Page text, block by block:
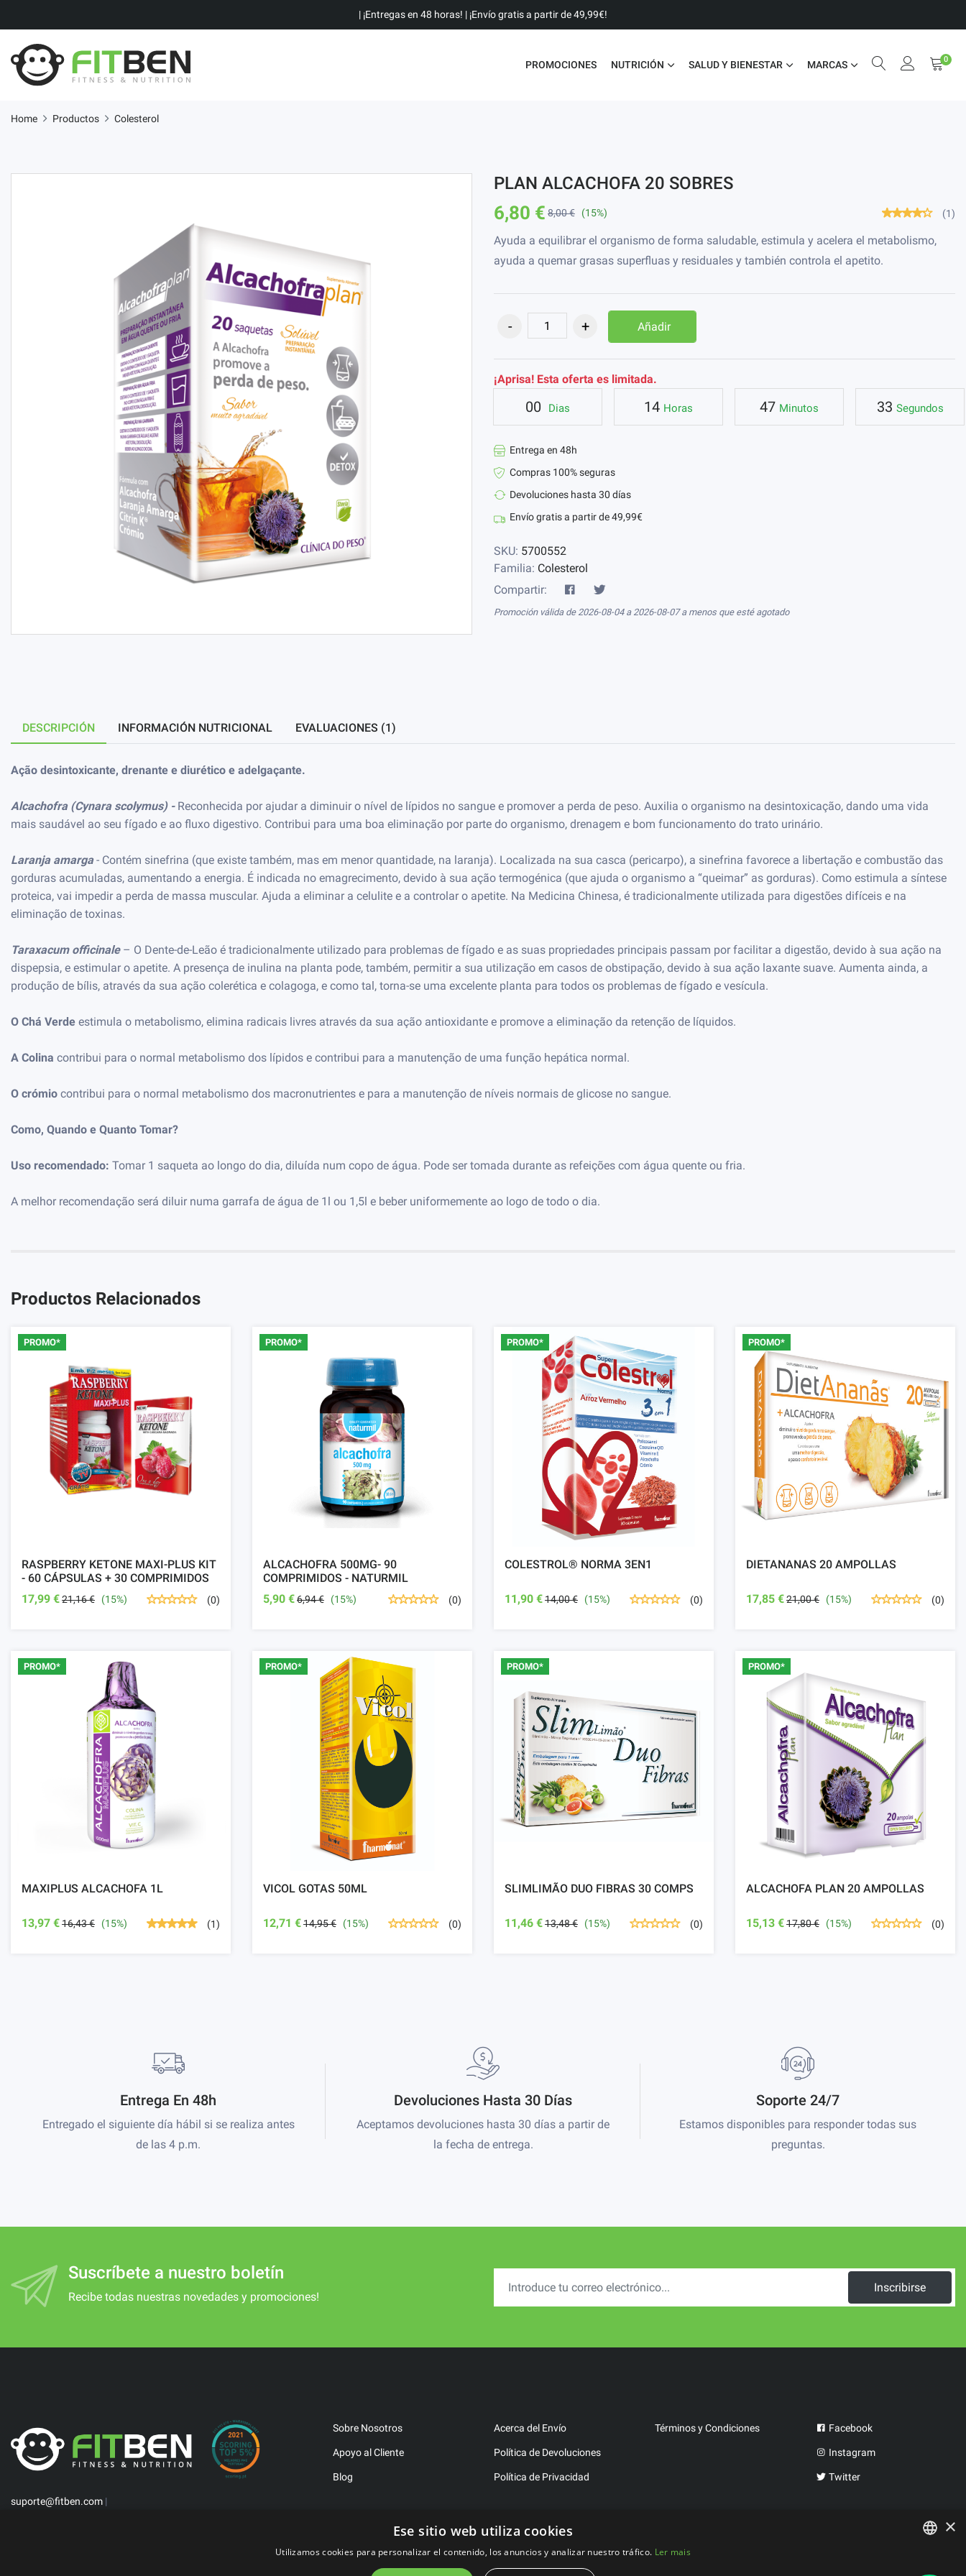
| ¡Entregas en 48 horas! | ¡Envío gratis a partir de 49,99€!
PROMOCIONES NUTRICIÓN SALUD Y BIENESTAR MARCAS 0
Home Productos Colesterol
PLAN ALCACHOFA 20 SOBRES
6,80 € 8,00 € (15%) (1)
Ayuda a equilibrar el organismo de forma saludable, estimula y acelera el metabolismo,
ayuda a quemar grasas superfluas y residuales y también controla el apetito.
Añadir
¡Aprisa! Esta oferta es limitada.
00 Dias 14 Horas 47 Minutos 32 Segundos
Entrega en 48h
Compras 100% seguras
Devoluciones hasta 30 días
Envío gratis a partir de 49,99€
SKU: 5700552
Familia: Colesterol
Compartir:
Promoción válida de 2026-08-04 a 2026-08-07 a menos que esté agotado
DESCRIPCIÓN INFORMACIÓN NUTRICIONAL EVALUACIONES (1)
Ação desintoxicante, drenante e diurético e adelgaçante.
Alcachofra (Cynara scolymus) - Reconhecida por ajudar a diminuir o nível de lípidos no sangue e promover a perda de peso. Auxilia o organismo na desintoxicação, dando uma vida
mais saudável ao seu fígado e ao fluxo digestivo. Contribui para uma boa eliminação por parte do organismo, drenagem e bom funcionamento do trato urinário.
Laranja amarga- Contém sinefrina (que existe também, mas em menor quantidade, na laranja). Localizada na sua casca (pericarpo), a sinefrina favorece a libertação e combustão das
gorduras acumuladas, aumentando a energia. É indicada no emagrecimento, devido à sua ação termogénica (que ajuda o organismo a “queimar” as gorduras). Como estimula a síntese
proteica, vai impedir a perda de massa muscular. Ajuda a eliminar a celulite e a controlar o apetite. Na Medicina Chinesa, é tradicionalmente utilizada para digestões difíceis e na
eliminação de toxinas.
Taraxacum officinale– O Dente-de-Leão é tradicionalmente utilizado para problemas de fígado e as suas propriedades principais passam por facilitar a digestão, devido à sua ação na
dispepsia, e estimular o apetite. A presença de inulina na planta pode, também, permitir a sua utilização em casos de obstipação, devido à sua ação laxante suave. Aumenta ainda, a
produção de bílis, através da sua ação colerética e colagoga, e como tal, torna-se uma excelente planta para todos os problemas de fígado e vesícula.
O Chá Verde estimula o metabolismo, elimina radicais livres através da sua ação antioxidante e promove a eliminação da retenção de líquidos.
A Colina contribui para o normal metabolismo dos lípidos e contribui para a manutenção de uma função hepática normal.
O crómio contribui para o normal metabolismo dos macronutrientes e para a manutenção de níveis normais de glicose no sangue.
Como, Quando e Quanto Tomar?
Uso recomendado: Tomar 1 saqueta ao longo do dia, diluída num copo de água. Pode ser tomada durante as refeições com água quente ou fria.
A melhor recomendação será diluir numa garrafa de água de 1l ou 1,5l e beber uniformemente ao logo de todo o dia.
Productos Relacionados
PROMO*
RASPBERRY KETONE MAXI-PLUS KIT
- 60 CÁPSULAS + 30 COMPRIMIDOS
17,99 €21,16 € (15%) (0)
PROMO*
ALCACHOFRA 500MG- 90
COMPRIMIDOS - NATURMIL
5,90 €6,94 € (15%) (0)
PROMO*
COLESTROL® NORMA 3EN1
11,90 €14,00 € (15%) (0)
PROMO*
DIETANANAS 20 AMPOLLAS
17,85 €21,00 € (15%) (0)
PROMO*
MAXIPLUS ALCACHOFA 1L
13,97 €16,43 € (15%) (1)
PROMO*
VICOL GOTAS 50ML
12,71 €14,95 € (15%) (0)
PROMO*
SLIMLIMÃO DUO FIBRAS 30 COMPS
11,46 €13,48 € (15%) (0)
PROMO*
ALCACHOFA PLAN 20 AMPOLLAS
15,13 €17,80 € (15%) (0)
Entrega En 48h
Entregado el siguiente día hábil si se realiza antes
de las 4 p.m.
Devoluciones Hasta 30 Días
Aceptamos devoluciones hasta 30 días a partir de
la fecha de entrega.
Soporte 24/7
Estamos disponibles para responder todas sus
preguntas.
Suscríbete a nuestro boletín
Recibe todas nuestras novedades y promociones!
Inscribirse
suporte@fitben.com |
Sobre Nosotros
Apoyo al Cliente
Blog
Acerca del Envío
Política de Devoluciones
Política de Privacidad
Términos y Condiciones Facebook
Instagram
Twitter
×
Ese sitio web utiliza cookies
Utilizamos cookies para personalizar el contenido, los anuncios y analizar nuestro tráfico. Ler mais